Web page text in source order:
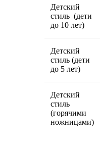
Детский
стиль (дети
до 10 лет)
Детский
стиль (дети
до 5 лет)
Детский
стиль
(горячими
ножницами)